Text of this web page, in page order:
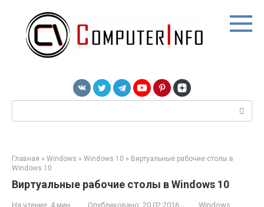
контенту
Главная » Windows » Windows 10 » Виртуальные рабочие столы в
Windows 10
Виртуальные рабочие столы в Windows 10
На чтение: 4 мин Опубликовано: 20.02.2016
Windows